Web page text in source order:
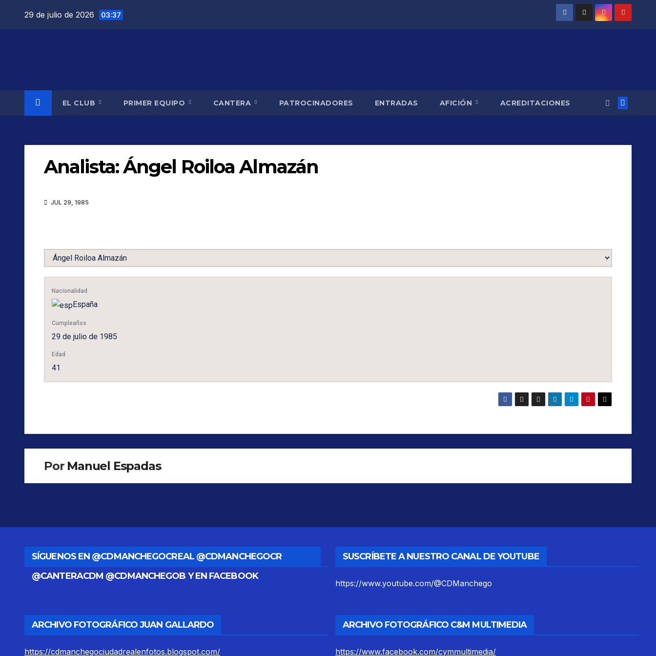
29 de julio de 2026 03:37
EL CLUB PRIMER EQUIPO CANTERA PATROCINADORES ENTRADAS AFICIÓN ACREDITACIONES
Analista:Ángel Roiloa Almazán
JUL 29, 1985
Nacionalidad
España
Cumpleaños
29 de julio de 1985
Edad
41
Por Manuel Espadas
SÍGUENOS EN @CDMANCHEGOCREAL @CDMANCHEGOCR
@CANTERACDM @CDMANCHEGOB Y EN FACEBOOK
SUSCRÍBETE A NUESTRO CANAL DE YOUTUBE
https://www.youtube.com/@CDManchego
ARCHIVO FOTOGRÁFICO JUAN GALLARDO
https://cdmanchegociudadrealenfotos.blogspot.com/
ARCHIVO FOTOGRÁFICO C&M MULTIMEDIA
https://www.facebook.com/cymmultimedia/